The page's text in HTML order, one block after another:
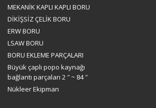
MEKANİK KAPLI KAPLI BORU
DİKİŞSİZ ÇELİK BORU
ERW BORU
LSAW BORU
BORU EKLEME PARÇALARI
Büyük çaplı popo kaynağı
bağlantı parçaları 2 ″ ~ 84 ″
Nükleer Ekipman